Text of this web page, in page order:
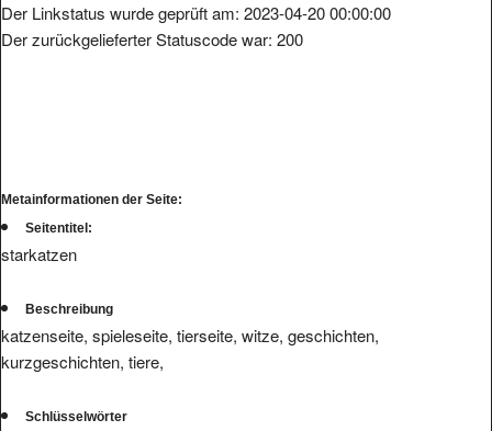
Der Linkstatus wurde geprüft am: 2023-04-20 00:00:00
Der zurückgelieferter Statuscode war: 200
Metainformationen der Seite:
Seitentitel:
starkatzen
Beschreibung
katzenseite, spieleseite, tierseite, witze, geschichten,
kurzgeschichten, tiere,
Schlüsselwörter